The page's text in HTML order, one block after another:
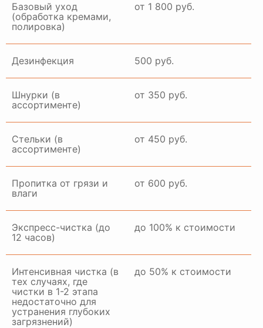
Базовый уход
(обработка кремами,
полировка)
от 1 800 руб.
Дезинфекция 500 руб.
Шнурки (в
ассортименте)
от 350 руб.
Стельки (в
ассортименте)
от 450 руб.
Пропитка от грязи и
влаги
от 600 руб.
Экспресс-чистка (до
12 часов)
до 100% к стоимости
Интенсивная чистка (в
тех случаях, где
чистки в 1-2 этапа
недостаточно для
устранения глубоких
загрязнений)
до 50% к стоимости